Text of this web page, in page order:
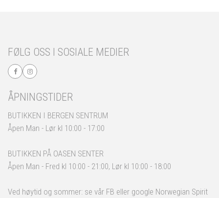
FØLG OSS I SOSIALE MEDIER
ÅPNINGSTIDER
BUTIKKEN I BERGEN SENTRUM
Åpen Man - Lør kl 10:00 - 17:00
BUTIKKEN PÅ OASEN SENTER
Åpen Man - Fred kl 10:00 - 21:00, Lør kl 10:00 - 18:00
Ved høytid og sommer: se vår FB eller google Norwegian Spirit